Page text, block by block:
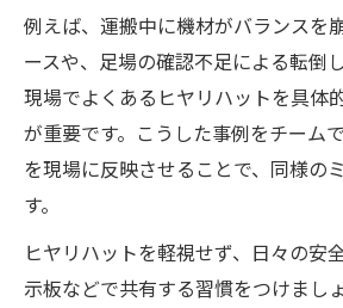
例えば、運搬中に機材がバランスを
ースや、足場の確認不足による転倒
現場でよくあるヒヤリハットを具体
が重要です。こうした事例をチーム
を現場に反映させることで、同様の
す。
ヒヤリハットを軽視せず、日々の安
示板などで共有する習慣をつけまし